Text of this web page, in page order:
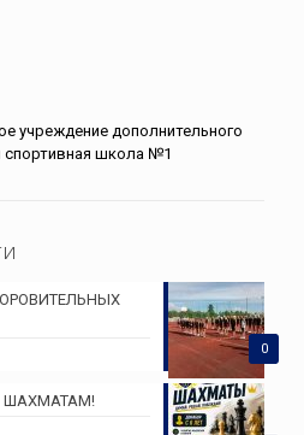
учреждение дополнительного
спортивная школа №1
0
ШАХМАТАМ!